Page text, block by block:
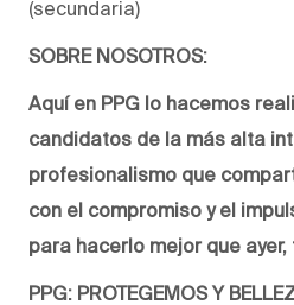
(secundaria)
SOBRE NOSOTROS:
Aquí en PPG lo hacemos
candidatos de la más alta
profesionalismo que
con el compromiso y el
para hacerlo mejor que
PPG: PROTEGEMOS Y